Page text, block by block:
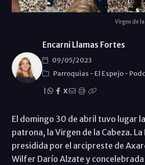
Virgen de
Encarni Llamas Fortes
09/05/2023
Parroquias - El Espejo-
X
El domingo 30 de abril tuvo lugar
patrona, la Virgen de la Cabeza.
presidida por el arcipreste de
Wilfer Darío Alzate y